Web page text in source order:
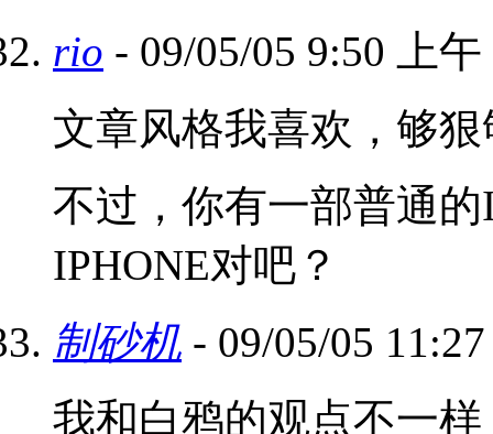
rio - 09/05/05 9:50 上午
文章风格我喜欢，够
不过，你有一部普通
IPHONE对吧？
制砂机 - 09/05/05
我和白鸦的观点不一